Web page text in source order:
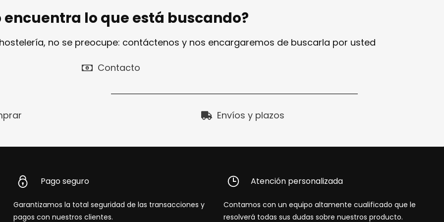
encuentra lo que está buscando?
no se preocupe: contáctenos y nos encargaremos de buscarla por usted
Contacto
Envíos y plazos
Pago seguro
Garantizamos la total seguridad de las transacciones y
pagos con nuestros clientes.
Atención personalizada
Contamos con un equipo altamente cualificado que le
resolverá todas sus dudas sobre nuestros producto.